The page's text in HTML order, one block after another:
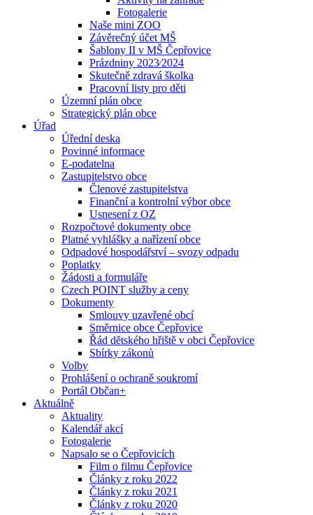
Fotogalerie
Naše mini ZOO
Závěrečný účet MŠ
Šablony II v MŠ Čepřovice
Prázdniny 2023⁄2024
Skutečně zdravá školka
Pracovní listy pro děti
Územní plán obce
Strategický plán obce
Úřad
Úřední deska
Povinné informace
E-podatelna
Zastupitelstvo obce
Členové zastupitelstva
Finanční a kontrolní výbor obce
Usnesení z OZ
Rozpočtové dokumenty obce
Platné vyhlášky a nařízení obce
Odpadové hospodářství – svozy odpadu
Poplatky
Žádosti a formuláře
Czech POINT služby a ceny
Dokumenty
Smlouvy uzavřené obcí
Směrnice obce Čepřovice
Řád dětského hřiště v obci Čepřovice
Sbírky zákonů
Volby
Prohlášení o ochraně soukromí
Portál Občan+
Aktuálně
Aktuality
Kalendář akcí
Fotogalerie
Napsalo se o Čepřovicích
Film o filmu Čepřovice
Články z roku 2022
Články z roku 2021
Články z roku 2020